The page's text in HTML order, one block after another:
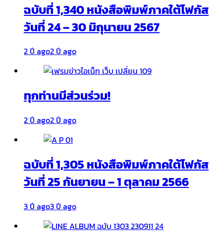
ฉบับที่ 1,340 หนังสือพิมพ์ภาคใต้โฟกัส
วันที่ 24 – 30 มิถุนายน 2567
2 ปี ago2 ปี ago
ทุกท่านมีส่วนร่วม!
2 ปี ago2 ปี ago
ฉบับที่ 1,305 หนังสือพิมพ์ภาคใต้โฟกัส
วันที่ 25 กันยายน – 1 ตุลาคม 2566
3 ปี ago3 ปี ago